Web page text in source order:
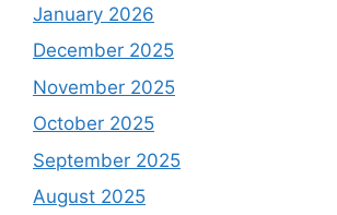
January 2026
December 2025
November 2025
October 2025
September 2025
August 2025